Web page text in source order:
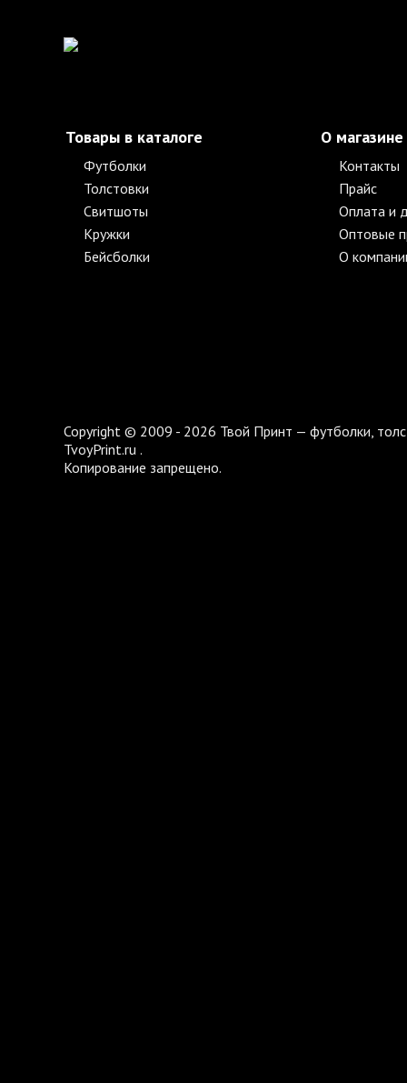
Товары в каталоге
Футболки
Толстовки
Свитшоты
Кружки
Бейсболки
О магазине
Контакты
Прайс
Оплата и
Оптовые
О
Copyright © 2009 - 2026 Твой Принт — футболки,
TvoyPrint.ru .
Копирование запрещено.